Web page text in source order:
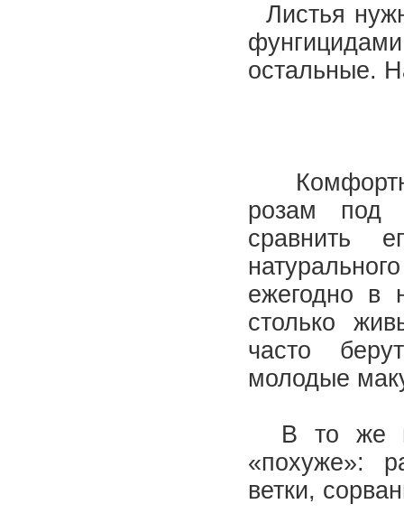
Листья
остальные.
розам под
сравнить
ежегодно в
столько
часто
молодые
В то же
«похуже»:
ветки,